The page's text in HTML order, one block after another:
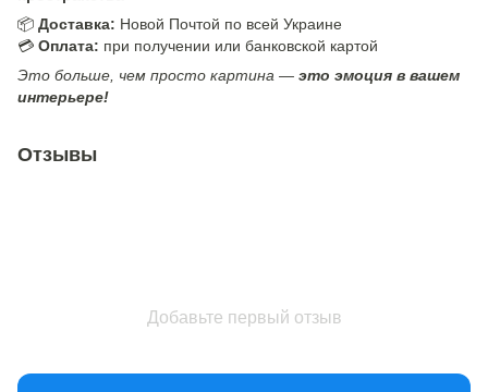
📦 Доставка: Новой Почтой по всей Украине
💳 Оплата: при получении или банковской картой
Это больше, чем просто картина — это эмоция в вашем
интерьере!
Отзывы
Добавьте первый отзыв